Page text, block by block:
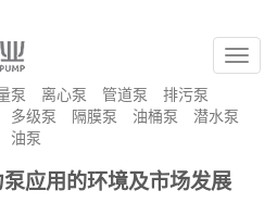
泵 离心泵 管道泵
排污泵
多级泵 隔膜泵 油桶泵
潜水泵
油泵
应用的环境及市场发展